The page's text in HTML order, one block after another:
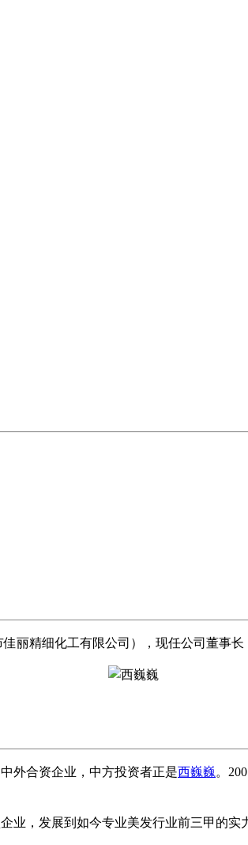
丽精细化工有限公司），现任公司董事
外合资企业，中方投资者正是西巍巍。
业，发展到如今专业美发行业前三甲的